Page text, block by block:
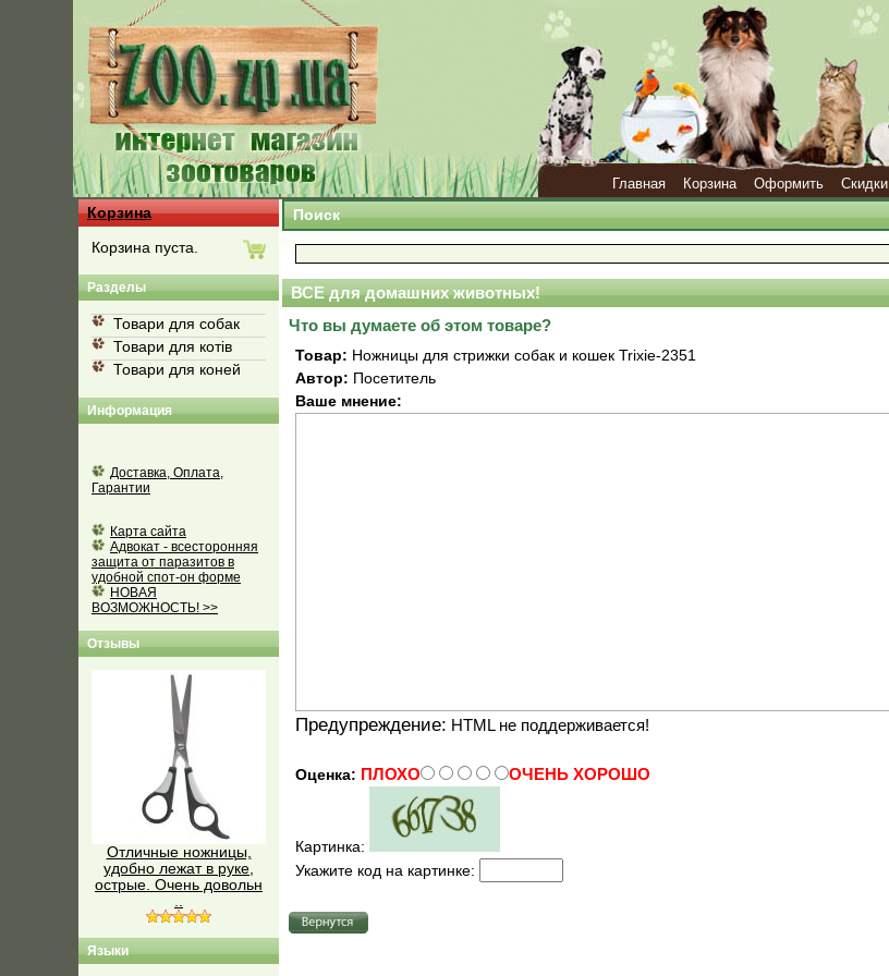
Главная Корзина Оформить Скидки
Корзина
Корзина пуста.
Разделы
Товари для собак
Товари для котів
Товари для коней
Информация
Доставка, Оплата,
Гарантии
Карта сайта
Адвокат - всесторонняя
защита от паразитов в
удобной спот-он форме
НОВАЯ
ВОЗМОЖНОСТЬ! >>
Отзывы
Отличные ножницы,
удобно лежат в руке,
острые. Очень довольн
..
Языки
Поиск
ВСЕ для домашних животных!
Что вы думаете об этом товаре?
Товар: Ножницы для стрижки собак и кошек Trixie-2351
Автор: Посетитель
Ваше мнение:
Предупреждение: HTML не поддерживается!
Оценка: ПЛОХО ОЧЕНЬ ХОРОШО
Картинка:
Укажите код на картинке: